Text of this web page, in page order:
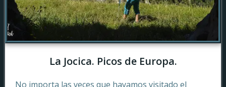
La Jocica. Picos de Europa.
No importa las veces que hayamos visitado el